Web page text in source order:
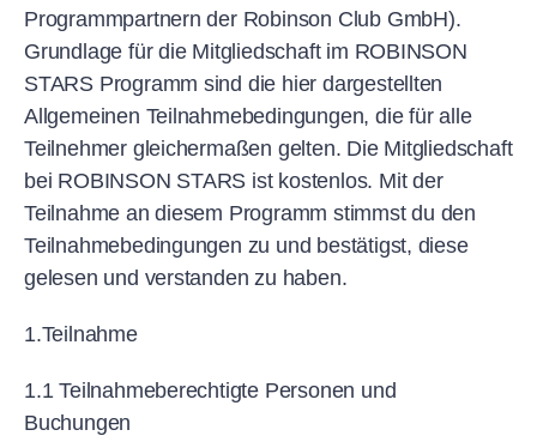
Programmpartnern der Robinson Club GmbH).
Grundlage für die Mitgliedschaft im ROBINSON
STARS Programm sind die hier dargestellten
Allgemeinen Teilnahmebedingungen, die für alle
Teilnehmer gleichermaßen gelten. Die Mitgliedschaft
bei ROBINSON STARS ist kostenlos. Mit der
Teilnahme an diesem Programm stimmst du den
Teilnahmebedingungen zu und bestätigst, diese
gelesen und verstanden zu haben.
1.Teilnahme
1.1 Teilnahmeberechtigte Personen und
Buchungen